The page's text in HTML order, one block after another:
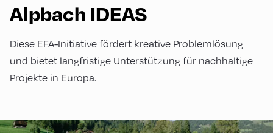
Alpbach IDEAS
Diese EFA-Initiative fördert kreative Problemlösung
und bietet langfristige Unterstützung für nachhaltige
Projekte in Europa.